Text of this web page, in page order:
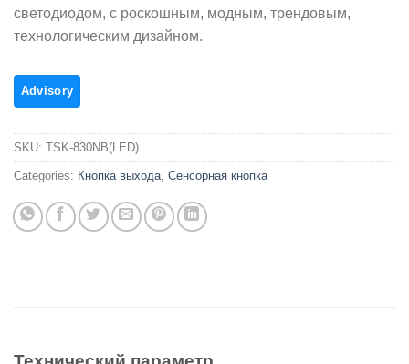
светодиодом, с роскошным, модным, трендовым,
технологическим дизайном.
SKU: TSK-830NB(LED)
Categories: Кнопка выхода Сенсорная кнопка